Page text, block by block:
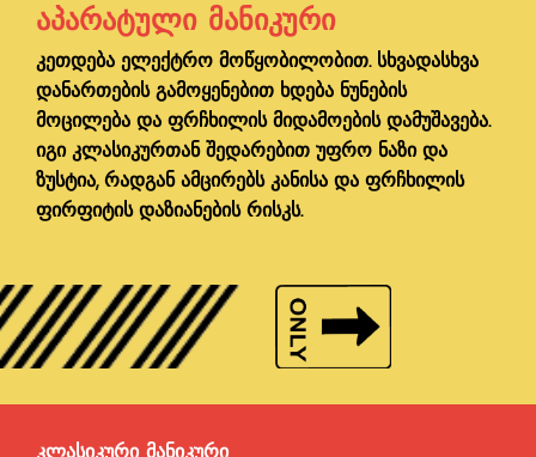
ᲐᲞᲐᲠᲐᲢᲣᲚᲘ ᲛᲐᲜᲘᲙᲣᲠᲘ
კეთდება ელექტრო მოწყობილობით. სხვადასხვა
დანართების გამოყენებით ხდება ნუნების
მოცილება და ფრჩხილის მიდამოების დამუშავება.
იგი კლასიკურთან შედარებით უფრო ნაზი და
ზუსტია, რადგან ამცირებს კანისა და ფრჩხილის
ფირფიტის დაზიანების რისკს.
ᲙᲚᲐᲡᲘᲙᲣᲠᲘ ᲛᲐᲜᲘᲙᲣᲠᲘ